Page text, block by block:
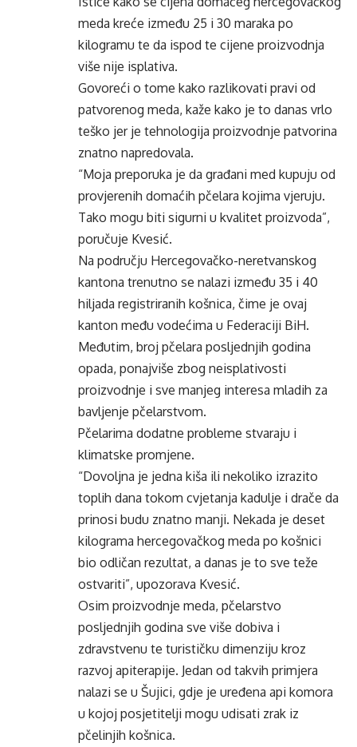
meda kreće između 25 i 30 maraka po
kilogramu te da ispod te cijene proizvodnja
više nije isplativa.
Govoreći o tome kako razlikovati pravi od
patvorenog meda, kaže kako je to danas vrlo
teško jer je tehnologija proizvodnje patvorina
znatno napredovala.
“Moja preporuka je da građani med kupuju od
provjerenih domaćih pčelara kojima vjeruju.
Tako mogu biti sigurni u kvalitet proizvoda”,
poručuje Kvesić.
Na području Hercegovačko-neretvanskog
kantona trenutno se nalazi između 35 i 40
hiljada registriranih košnica, čime je ovaj
kanton među vodećima u Federaciji BiH.
Međutim, broj pčelara posljednjih godina
opada, ponajviše zbog neisplativosti
proizvodnje i sve manjeg interesa mladih za
bavljenje pčelarstvom.
Pčelarima dodatne probleme stvaraju i
klimatske promjene.
“Dovoljna je jedna kiša ili nekoliko izrazito
toplih dana tokom cvjetanja kadulje i drače da
prinosi budu znatno manji. Nekada je deset
kilograma hercegovačkog meda po košnici
bio odličan rezultat, a danas je to sve teže
ostvariti”, upozorava Kvesić.
Osim proizvodnje meda, pčelarstvo
posljednjih godina sve više dobiva i
zdravstvenu te turističku dimenziju kroz
razvoj apiterapije. Jedan od takvih primjera
nalazi se u Šujici, gdje je uređena api komora
u kojoj posjetitelji mogu udisati zrak iz
pčelinjih košnica.